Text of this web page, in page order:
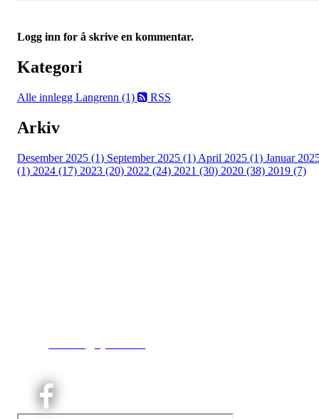
Logg inn for å skrive en kommentar.
Kategori
Alle innlegg Langrenn (1) RSS
Arkiv
Desember 2025 (1) September 2025 (1) April 2025 (1) Januar
(1) 2024 (17) 2023 (20) 2022 (24) 2021 (30) 2020 (38) 2019 (7)